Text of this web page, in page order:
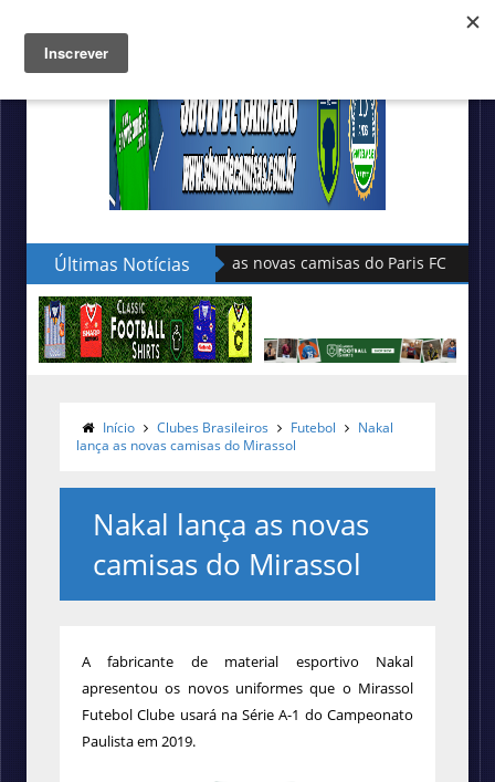
Últimas Notícias Hummel lança as novas camisas
Início Clubes Brasileiros Futebol
Nakal
lança as novas camisas do Mirassol
Nakal lança as novas
camisas do Mirassol
A fabricante de material esportivo Nakal
apresentou os novos uniformes que o Mirassol
Futebol Clube usará na Série A-1 do Campeonato
Paulista em 2019.